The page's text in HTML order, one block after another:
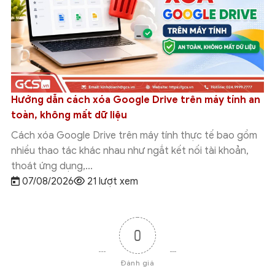
Hướng dẫn cách xóa Google Drive trên máy tính an
toàn, không mất dữ liệu
Cách xóa Google Drive trên máy tính thực tế bao gồm
nhiều thao tác khác nhau như ngắt kết nối tài khoản,
thoát ứng dụng,...
07/08/2026
21 lượt xem
0
Đánh giá